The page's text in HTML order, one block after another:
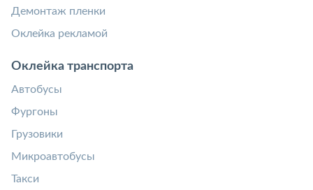
Демонтаж пленки
Оклейка рекламой
Оклейка транспорта
Автобусы
Фургоны
Грузовики
Микроавтобусы
Такси